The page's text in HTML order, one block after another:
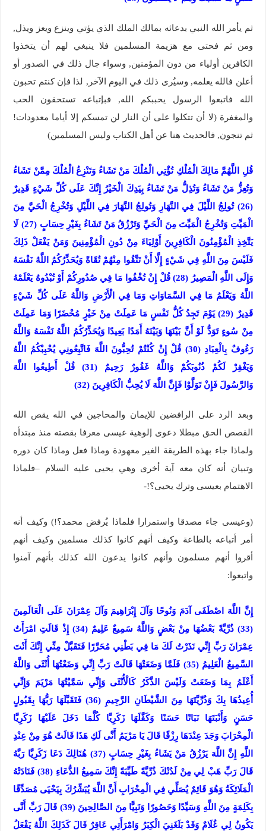
ثم يأمر الله النبي بدعائه بمالك الملك الذي يؤتي وينزع ويعز ويذل,
ومن ثم فحتى مع هزيمة المسلمين فلا ينبغي لهم أن يتخذوا
الكافرين أولياء من دون المؤمنين, وسواء جال ذلك في الصدور أو
أعلن فالله يعلمه, وسيُرى ذلك في اليوم الآخر, لذا فإن كنتم تحبون
الله فاتبعوا الرسول يحببكم الله, فبإتباعه تستحقون الحب
والمغفرة (لا أن تتكلوا على أن النار لن تمسكم إلا أياما معدودات!
ثم تنجون, فالحديث هنا عن أهل الكتاب وليس المسلمين)
قُلِ اللَّهُمَّ مَالِكَ الْمُلْكِ تُؤْتِي الْمُلْكَ مَنْ تَشَاءُ وَتَنْزِعُ الْمُلْكَ مِمَّنْ تَشَاءُ
وَتُعِزُّ مَنْ تَشَاءُ وَتُذِلُّ مَنْ تَشَاءُ بِيَدِكَ الْخَيْرُ إِنَّكَ عَلَى كُلِّ شَيْءٍ قَدِيرٌ
(26) تُولِجُ اللَّيْلَ فِي النَّهَارِ وَتُولِجُ النَّهَارَ فِي اللَّيْلِ وَتُخْرِجُ الْحَيَّ مِنَ
الْمَيِّتِ وَتُخْرِجُ الْمَيِّتَ مِنَ الْحَيِّ وَتَرْزُقُ مَنْ تَشَاءُ بِغَيْرِ حِسَابٍ (27) لَا
يَتَّخِذِ الْمُؤْمِنُونَ الْكَافِرِينَ أَوْلِيَاءَ مِنْ دُونِ الْمُؤْمِنِينَ وَمَنْ يَفْعَلْ ذَلِكَ
فَلَيْسَ مِنَ اللَّهِ فِي شَيْءٍ إِلَّا أَنْ تَتَّقُوا مِنْهُمْ تُقَاةً وَيُحَذِّرُكُمُ اللَّهُ نَفْسَهُ
وَإِلَى اللَّهِ الْمَصِيرُ (28) قُلْ إِنْ تُخْفُوا مَا فِي صُدُورِكُمْ أَوْ تُبْدُوهُ يَعْلَمْهُ
اللَّهُ وَيَعْلَمُ مَا فِي السَّمَاوَاتِ وَمَا فِي الْأَرْضِ وَاللَّهُ عَلَى كُلِّ شَيْءٍ
قَدِيرٌ (29) يَوْمَ تَجِدُ كُلُّ نَفْسٍ مَا عَمِلَتْ مِنْ خَيْرٍ مُحْضَرًا وَمَا عَمِلَتْ
مِنْ سُوءٍ تَوَدُّ لَوْ أَنَّ بَيْنَهَا وَبَيْنَهُ أَمَدًا بَعِيدًا وَيُحَذِّرُكُمُ اللَّهُ نَفْسَهُ وَاللَّهُ
رَءُوفٌ بِالْعِبَادِ (30) قُلْ إِنْ كُنْتُمْ تُحِبُّونَ اللَّهَ فَاتَّبِعُونِي يُحْبِبْكُمُ اللَّهُ
وَيَغْفِرْ لَكُمْ ذُنُوبَكُمْ وَاللَّهُ غَفُورٌ رَحِيمٌ (31) قُلْ أَطِيعُوا اللَّهَ
وَالرَّسُولَ فَإِنْ تَوَلَّوْا فَإِنَّ اللَّهَ لَا يُحِبُّ الْكَافِرِينَ (32)
وبعد الرد على الرافضين للإيمان والمحاجين في الله يقص الله
القصص الحق مبطلا دعوى إلوهية عيسى معرفا بقصته منذ مبتدأه
ولماذا جاء بهذه الطريقة الغير معهودة وماذا فعل وماذا كان دوره
وتبيان أنه كان معه آية أخرى وهي يحيى عليه السلام –فلماذا
الاهتمام بعيسى وترك يحيى؟!-
(وعيسى جاء مصدقا واستمرارا فلماذا يُرفض محمد؟!) وكيف أنه
أمر أتباعه بالطاعة وكيف أنهم كانوا كذلك مسلمين وكيف أنهم
أقروا أنهم مسلمون وأنهم كانوا يدعون الله كذلك بأنهم آمنوا
واتبعوا:
إِنَّ اللَّهَ اصْطَفَى آدَمَ وَنُوحًا وَآلَ إِبْرَاهِيمَ وَآلَ عِمْرَانَ عَلَى الْعَالَمِينَ
(33) ذُرِّيَّةً بَعْضُهَا مِنْ بَعْضٍ وَاللَّهُ سَمِيعٌ عَلِيمٌ (34) إِذْ قَالَتِ امْرَأَتُ
عِمْرَانَ رَبِّ إِنِّي نَذَرْتُ لَكَ مَا فِي بَطْنِي مُحَرَّرًا فَتَقَبَّلْ مِنِّي إِنَّكَ أَنْتَ
السَّمِيعُ الْعَلِيمُ (35) فَلَمَّا وَضَعَتْهَا قَالَتْ رَبِّ إِنِّي وَضَعْتُهَا أُنْثَى وَاللَّهُ
أَعْلَمُ بِمَا وَضَعَتْ وَلَيْسَ الذَّكَرُ كَالْأُنْثَى وَإِنِّي سَمَّيْتُهَا مَرْيَمَ وَإِنِّي
أُعِيذُهَا بِكَ وَذُرِّيَّتَهَا مِنَ الشَّيْطَانِ الرَّجِيمِ (36) فَتَقَبَّلَهَا رَبُّهَا بِقَبُولٍ
حَسَنٍ وَأَنْبَتَهَا نَبَاتًا حَسَنًا وَكَفَّلَهَا زَكَرِيَّا كُلَّمَا دَخَلَ عَلَيْهَا زَكَرِيَّا
الْمِحْرَابَ وَجَدَ عِنْدَهَا رِزْقًا قَالَ يَا مَرْيَمُ أَنَّى لَكِ هَذَا قَالَتْ هُوَ مِنْ عِنْدِ
اللَّهِ إِنَّ اللَّهَ يَرْزُقُ مَنْ يَشَاءُ بِغَيْرِ حِسَابٍ (37) هُنَالِكَ دَعَا زَكَرِيَّا رَبَّهُ
قَالَ رَبِّ هَبْ لِي مِنْ لَدُنْكَ ذُرِّيَّةً طَيِّبَةً إِنَّكَ سَمِيعُ الدُّعَاءِ (38) فَنَادَتْهُ
الْمَلَائِكَةُ وَهُوَ قَائِمٌ يُصَلِّي فِي الْمِحْرَابِ أَنَّ اللَّهَ يُبَشِّرُكَ بِيَحْيَى مُصَدِّقًا
بِكَلِمَةٍ مِنَ اللَّهِ وَسَيِّدًا وَحَصُورًا وَنَبِيًّا مِنَ الصَّالِحِينَ (39) قَالَ رَبِّ أَنَّى
يَكُونُ لِي غُلَامٌ وَقَدْ بَلَغَنِيَ الْكِبَرُ وَامْرَأَتِي عَاقِرٌ قَالَ كَذَلِكَ اللَّهُ يَفْعَلُ